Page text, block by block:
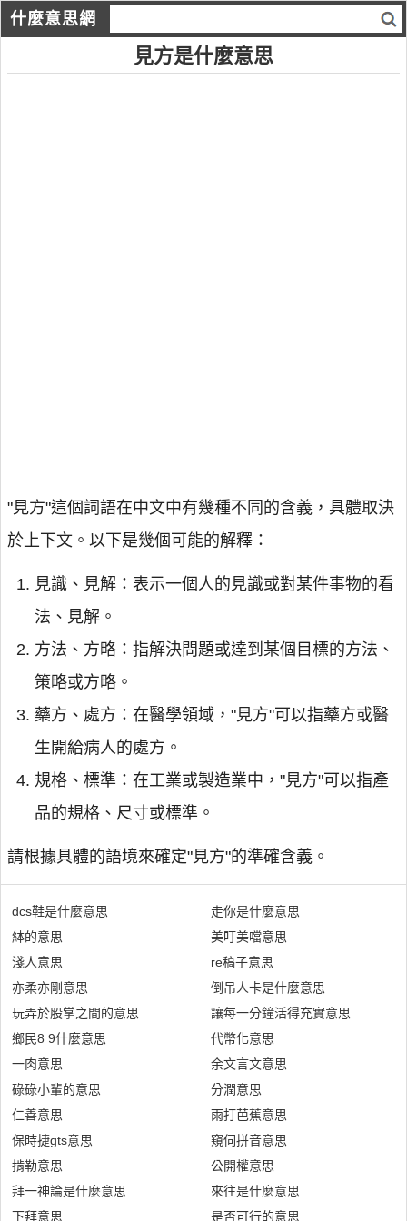
什麼意思網
見方是什麼意思
"見方"這個詞語在中文中有幾種不同的含義，具體取決
於上下文。以下是幾個可能的解釋：
見識、見解：表示一個人的見識或對某件事物的看
法、見解。
方法、方略：指解決問題或達到某個目標的方法、
策略或方略。
藥方、處方：在醫學領域，"見方"可以指藥方或醫
生開給病人的處方。
規格、標準：在工業或製造業中，"見方"可以指產
品的規格、尺寸或標準。
請根據具體的語境來確定"見方"的準確含義。
dcs鞋是什麼意思
絊的意思
淺人意思
亦柔亦剛意思
玩弄於股掌之間的意思
鄉民8 9什麼意思
一肉意思
碌碌小輩的意思
仁善意思
保時捷gts意思
掯勒意思
拜一神論是什麼意思
下拜意思
走你是什麼意思
美叮美噹意思
re稿子意思
倒吊人卡是什麼意思
讓每一分鐘活得充實意思
代幣化意思
余文言文意思
分潤意思
雨打芭蕉意思
窺伺拼音意思
公開權意思
來往是什麼意思
是否可行的意思